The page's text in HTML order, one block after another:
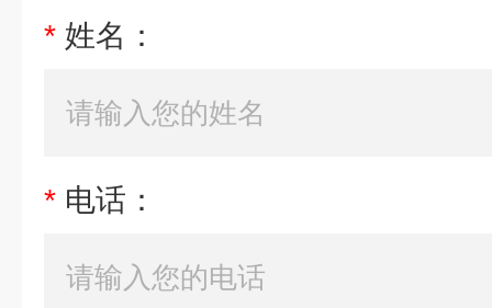
* 姓名：
* 电话：